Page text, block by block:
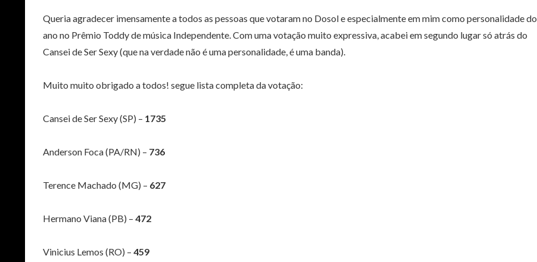
Queria agradecer imensamente a todos as pessoas que votaram no Dosol e especialmente em mim como personalidade do
ano no Prêmio Toddy de música Independente. Com uma votação muito expressiva, acabei em segundo lugar só atrás do
Cansei de Ser Sexy (que na verdade não é uma personalidade, é uma banda).
Muito muito obrigado a todos! segue lista completa da votação:
Cansei de Ser Sexy (SP) – 1735
Anderson Foca (PA/RN) – 736
Terence Machado (MG) – 627
Hermano Viana (PB) – 472
Vinicius Lemos (RO) – 459